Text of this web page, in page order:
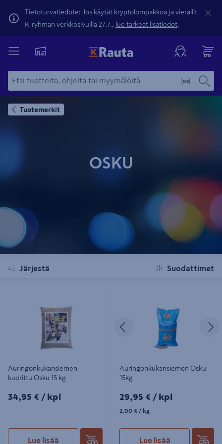
Tietoturvatiedote: Jos käytät kryptolompakkoa ja vierailit
K-ryhmän verkkosivuilla 27.7., lue tärkeät lisätiedot.
Tuotemerkit
OSKU
Järjestä Suodattimet
Auringonkukansiemen
kuorittu Osku 15 kg
34,95€/kpl
34,95 € / kpl
Lue lisää
Edellinen
Auringonkukansiemen Osku
15kg
29,95€/kpl
29,95 € / kpl
2,00€/kg
2,00 € / kg
Lue lisää